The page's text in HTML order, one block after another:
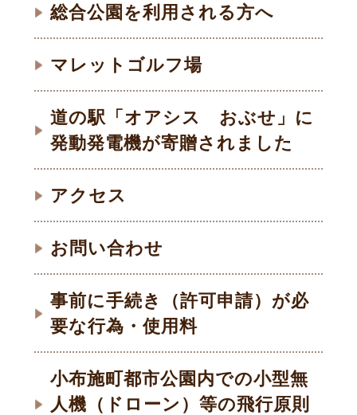
総合公園を利用される方へ
マレットゴルフ場
道の駅「オアシス おぶせ」に
発動発電機が寄贈されました
アクセス
お問い合わせ
事前に手続き（許可申請）が必
要な行為・使用料
小布施町都市公園内での小型無
人機（ドローン）等の飛行原則